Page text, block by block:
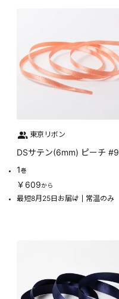
東京リボン
DSサテン(6mm) ピーチ #9
1巻
￥609から
最短8月25日お届け 常温のみ